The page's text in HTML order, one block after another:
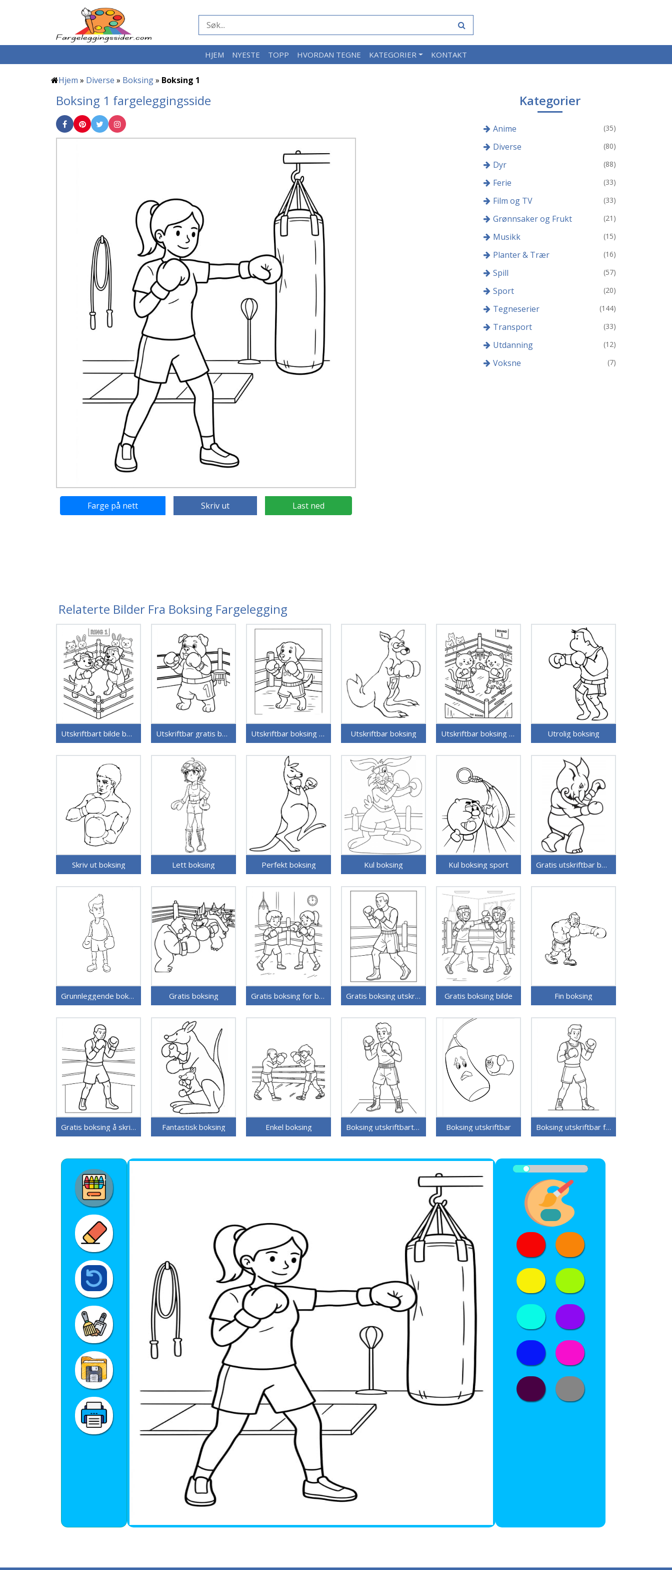
HJEM NYESTE TOPP HVORDAN TEGNE KATEGORIER KONTAKT
Hjem » Diverse » Boksing» Boksing 1
Boksing 1 fargeleggingsside
Farge på nett Skriv ut Last ned
Kategorier
Anime (35)
Diverse (80)
Dyr (88)
Ferie (33)
Film og TV (33)
Grønnsaker og Frukt (21)
Musikk (15)
Planter & Trær (16)
Spill (57)
Sport (20)
Tegneserier (144)
Transport (33)
Utdanning (12)
Voksne (7)
Relaterte Bilder Fra Boksing Fargelegging
Utskriftbart bilde boksing Utskriftbar gratis boksing Utskriftbar boksing uten kostnad Utskriftbar boksing Utskriftbar boksing for barn Utrolig boksing
Skriv ut boksing Lett boksing Perfekt boksing Kul boksing Kul boksing sport Gratis utskriftbar boksing
Grunnleggende boksing Gratis boksing Gratis boksing for barn Gratis boksing utskriftbar Gratis boksing bilde Fin boksing
Gratis boksing å skrive ut Fantastisk boksing Enkel boksing Boksing utskriftbart bilde Boksing utskriftbar Boksing utskriftbar for barn